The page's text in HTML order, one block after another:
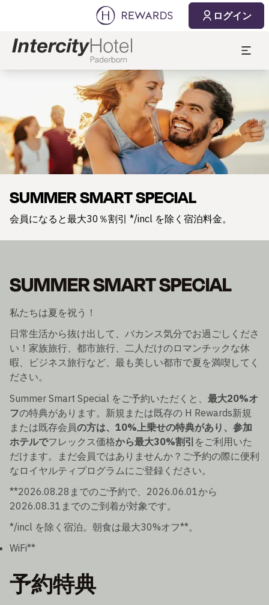
ログイン
SUMMER SMART SPECIAL
会員になると最大30％割引 */incl を除く宿泊料金。
SUMMER SMART SPECIAL
私たちは夏を祝う！
日常生活から抜け出して、バカンス気分でお過ごしくださ
い！家族旅行、都市旅行、二人だけのロマンチックな休
暇、ビジネス旅行など、最も美しい都市で夏を満喫してく
ださい。
Summer Smart Special をご予約いただくと、 最大20%オ
フの特典があります。新規または既存の H Rewards新規
または既存会員の方は、10%上乗せの特典があり、参加
ホテルでフレックス価格から最大30%割引 をご利用いた
だけます。まだ会員ではありませんか？ご予約の際に便利
なロイヤルティプログラムにご登録ください。
**2026.08.28までのご予約で、2026.06.01から
2026.08.31までのご到着が対象です。
*/incl を除く宿泊。朝食は最大30%オフ**。
WiFi**
予約特典